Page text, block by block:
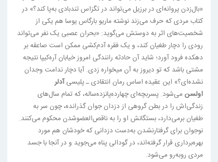
«بال‌زدن پروانه‌ای در برزیل می‌تواند در تگزاس تندبادی به‌پا کند؟» در
کتاب مردی که حرف می‌زند نوشته ماریو بارگاس یوسا هم یکی از
شخصیت‌های اثر به دوستش می‌گوید: «بحران عصبی یک نفر می‌تواند
رودی را دچار طغیان کند، و یک فقره آدم‌کشی ممکن است صاعقه بر
دهکده فرود آورد؛ شاید آن حادثه رانندگی امروز خیابان آره‌کیپا نتیجه
مشتی باشد که تو دیروز به آن میخواره زدی. آیا دچار ندامت وجدان
نشده‌ای؟» این عقیده اساس رمان انتقادی ـ پلیسیآدلر
اولسن می‌شود. پسربچه‌ای چهارده‌پانزده‌ساله، که تمام سال‌های
زندگی‌اش را در بطن گروهی از دزدان جوان گذرانده، چون سر به
طغیان برمی‌دارد، بستگانش او را به ناقص‌العضوشدن محکوم می‌کنند.
نوجوان برای گرفتارنشدن به‌دست دزدانی که خودشان هم مورد
بهره‌برداری قرار گرفته‌اند، در گودالی پناه می‌جوید و در آنجا با جسد
مردی روبه‌رو می‌شود.